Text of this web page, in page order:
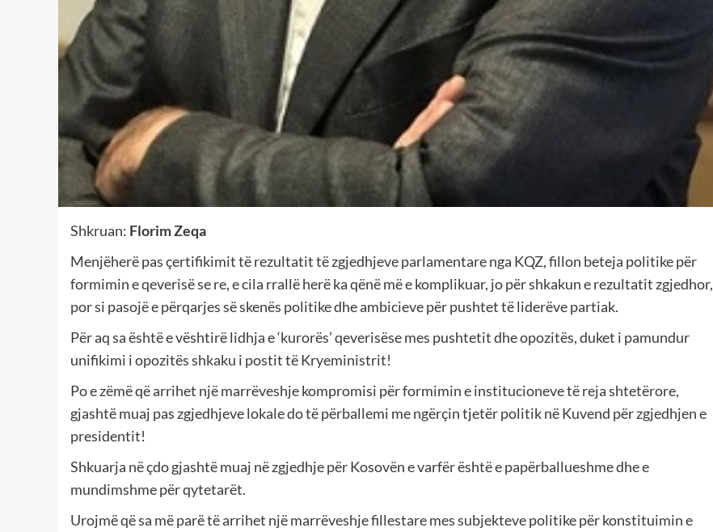
Shkruan: Florim Zeqa
Menjëherë pas çertifikimit të rezultatit të zgjedhjeve parlamentare nga KQZ, fillon beteja politike për
formimin e qeverisë se re, e cila rrallë herë ka qënë më e komplikuar, jo për shkakun e rezultatit zgjedhor,
por si pasojë e përqarjes së skenës politike dhe ambicieve për pushtet të liderëve partiak.
Për aq sa është e vështirë lidhja e ‘kurorës’ qeverisëse mes pushtetit dhe opozitës, duket i pamundur
unifikimi i opozitës shkaku i postit të Kryeministrit!
Po e zëmë që arrihet një marrëveshje kompromisi për formimin e institucioneve të reja shtetërore,
gjashtë muaj pas zgjedhjeve lokale do të përballemi me ngërçin tjetër politik në Kuvend për zgjedhjen e
presidentit!
Shkuarja në çdo gjashtë muaj në zgjedhje për Kosovën e varfër është e papërballueshme dhe e
mundimshme për qytetarët.
Urojmë që sa më parë të arrihet një marrëveshje fillestare mes subjekteve politike për konstituimin e